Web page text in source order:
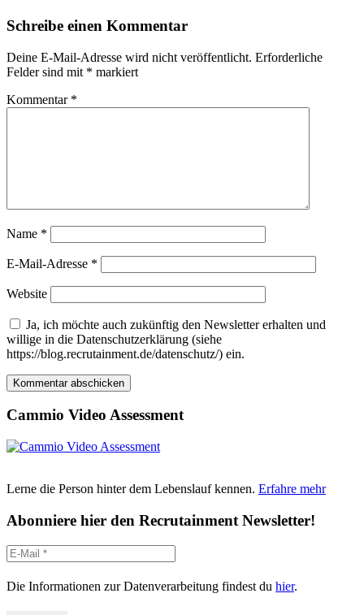
Schreibe einen Kommentar
Deine E-Mail-Adresse wird nicht veröffentlicht. Erforderliche
Felder sind mit * markiert
Kommentar *
Name *
E-Mail-Adresse *
Website
Ja, ich möchte auch zukünftig den Newsletter erhalten und
willige in die Datenschutzerklärung (siehe
https://blog.recrutainment.de/datenschutz/) ein.
Cammio Video Assessment
Lerne die Person hinter dem Lebenslauf kennen. Erfahre mehr
Abonniere hier den Recrutainment Newsletter!
Die Informationen zur Datenverarbeitung findest du hier.